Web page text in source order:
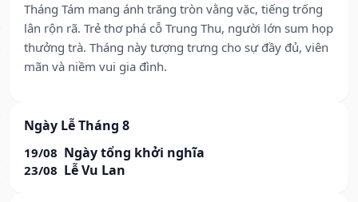
Tháng Tám mang ánh trăng tròn vằng vặc, tiếng trống
lân rộn rã. Trẻ thơ phá cỗ Trung Thu, người lớn sum họp
thưởng trà. Tháng này tượng trưng cho sự đầy đủ, viên
mãn và niềm vui gia đình.
Ngày Lễ Tháng 8
19/08 Ngày tổng khởi nghĩa
23/08 Lễ Vu Lan